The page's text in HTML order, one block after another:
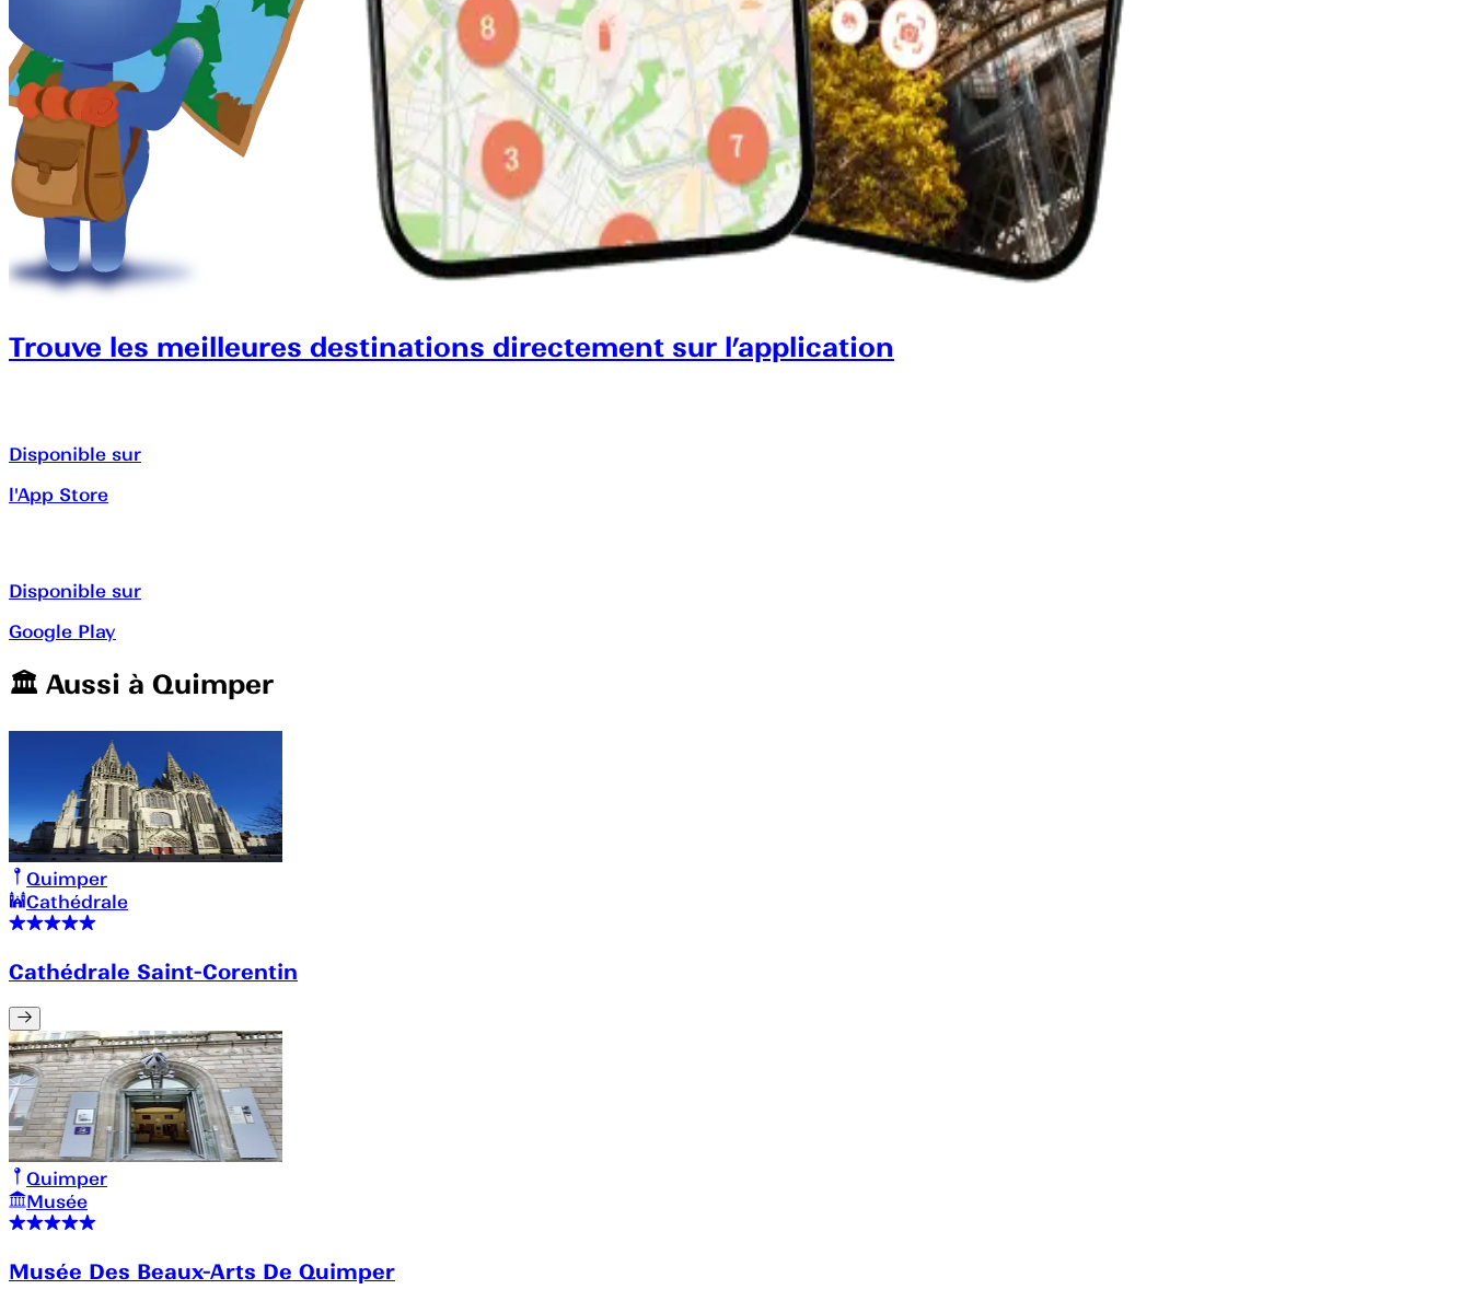
Trouve les meilleures destinations directement sur l’application
Disponible sur
l'App Store
Disponible sur
Google Play
🏛️️ Aussi à Quimper
Quimper
Cathédrale
Cathédrale Saint-Corentin
Quimper
Musée
Musée Des Beaux-Arts De Quimper